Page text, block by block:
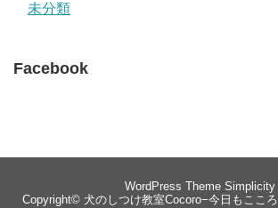
未分類
Facebook
WordPress Theme Simplicity
Copyright© 犬のしつけ教室Cocoro−今日もここ